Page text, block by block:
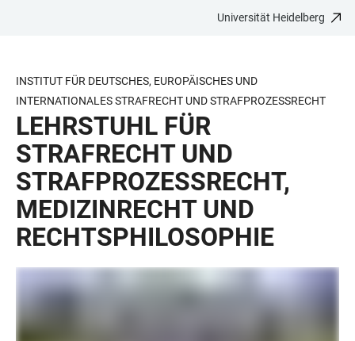
BARRIEREFREIHEIT
Universität Heidelberg
INSTITUT FÜR DEUTSCHES, EUROPÄISCHES UND
INTERNATIONALES STRAFRECHT UND STRAFPROZESSRECHT
LEHRSTUHL FÜR
STRAFRECHT UND
STRAFPROZESSRECHT,
MEDIZINRECHT UND
RECHTSPHILOSOPHIE